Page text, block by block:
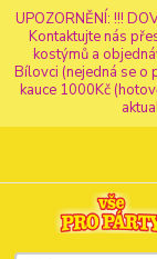
UPOZORNĚNÍ: !!!
Kontaktujte nás
kostýmů a
Bílovci (nejedná se o
kauce 1000Kč